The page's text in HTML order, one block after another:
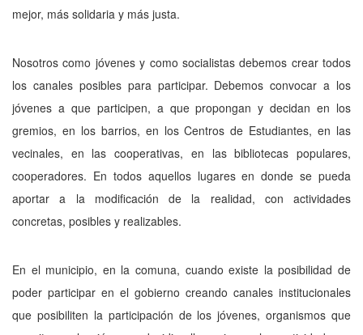
mejor, más solidaria y más justa.
Nosotros como jóvenes y como socialis­tas debemos crear todos
los canales posibles para participar. Debemos convocar a los
jóve­nes a que participen, a que propongan y deci­dan en los
gremios, en los barrios, en los Cen­tros de Estudiantes, en las
vecinales, en las cooperativas, en las bibliotecas populares,
cooperadores. En todos aquellos lugares en donde se pueda
aportar a la modificación de la realidad, con actividades
concretas, posi­bles y realizables.
En el municipio, en la comuna, cuando existe la posibilidad de
poder participar en el gobierno creando canales institucionales
que posibiliten la participación de los jóvenes, or­ganismos que